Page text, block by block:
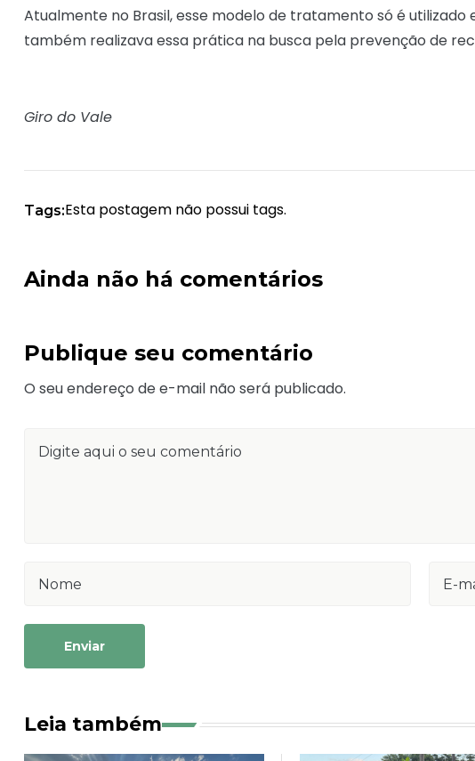
Atualmente no Brasil, esse modelo de tratamento só é utilizado
também realizava essa prática na busca pela prevenção de
Giro do Vale
Tags:Esta postagem não possui tags.
Ainda não há comentários
Publique seu comentário
O seu endereço de e-mail não será publicado.
Enviar
Leia também